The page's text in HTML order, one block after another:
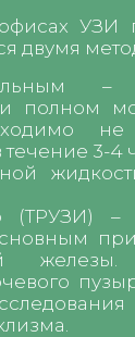
УЗИ
двумя
–
полном
3-4
(ТРУЗИ)